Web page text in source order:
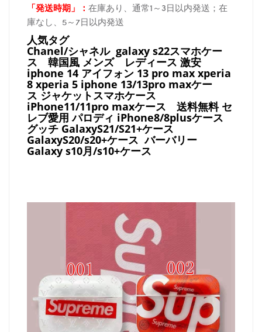
「発送時期 」： 在庫あり、通常1～3日以内発送；在
庫なし、5～7日以内発送
人気タグ
Chanel/シャネル galaxy s22スマホケー
ス 韓国風 メンズ レディース 激安
iphone 14 アイフォン 13 pro max xperia
8 xperia 5 iphone 13/13pro maxケー
ス ジャケットスマホケース
iPhone11/11pro maxケース 送料無料 セ
レブ愛用 パロディ iPhone8/8plusケース
グッチ GalaxyS21/S21+ケース
GalaxyS20/s20+ケース バーバリー
Galaxy s10月/s10+ケース